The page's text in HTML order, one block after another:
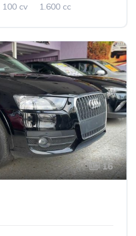
100 cv
1.600 cc
16